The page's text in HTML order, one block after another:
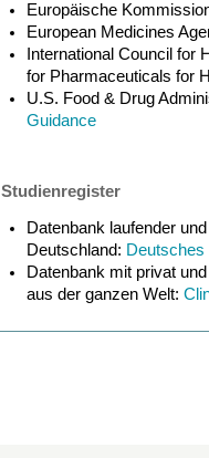
Europäische
European Medicines
International Council for
for Pharmaceuticals for
U.S. Food & Drug
Guidance
Studienregister
Datenbank laufender
Deutschland:
Datenbank mit privat
aus der ganzen Welt: